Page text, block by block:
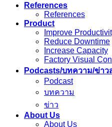
References
References
Product
Improve
Reduce Downtime
Increase Capacity
Factory Visual
Podcasts/บทความ/ข่าว
Podcast
บทความ
ข่าว
About Us
About Us